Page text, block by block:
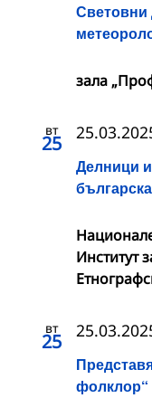
Световни
зала
вт
25
Делници
Институт
вт
25
фолклор“